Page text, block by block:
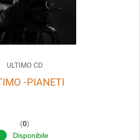
ULTIMO CD
-PIANETI
(0)
Disponibile